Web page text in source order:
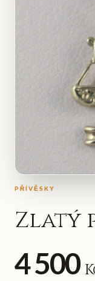
PŘÍVĚSKY
Zlatý
4 500